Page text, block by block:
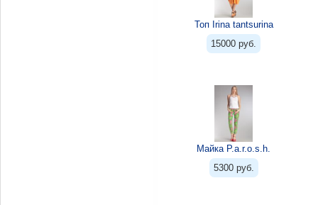
Топ Irina tantsurina
15000 руб.
Майка P.a.r.o.s.h.
5300 руб.